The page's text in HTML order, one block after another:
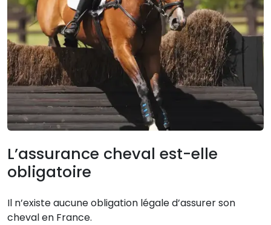
L’assurance cheval est-elle
obligatoire
Il n’existe aucune obligation légale d’assurer son
cheval en France.